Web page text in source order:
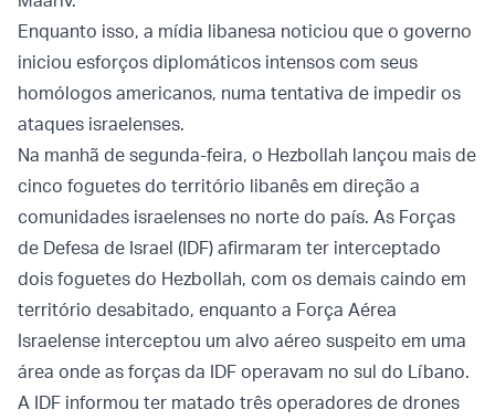
Enquanto isso, a mídia libanesa noticiou que o governo
iniciou esforços diplomáticos intensos com seus
homólogos americanos, numa tentativa de impedir os
ataques israelenses.
Na manhã de segunda-feira, o Hezbollah lançou mais de
cinco foguetes do território libanês em direção a
comunidades israelenses no norte do país. As Forças
de Defesa de Israel (IDF) afirmaram ter interceptado
dois foguetes do Hezbollah, com os demais caindo em
território desabitado, enquanto a Força Aérea
Israelense interceptou um alvo aéreo suspeito em uma
área onde as forças da IDF operavam no sul do Líbano.
A IDF informou ter matado três operadores de drones